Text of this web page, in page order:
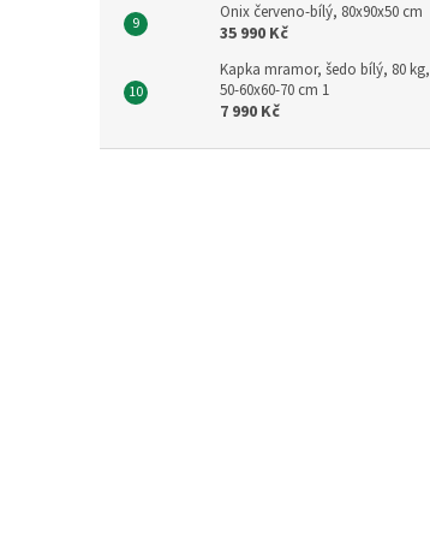
Onix červeno-bílý, 80x90x50 cm
35 990 Kč
Kapka mramor, šedo bílý, 80 kg,
50-60x60-70 cm 1
7 990 Kč